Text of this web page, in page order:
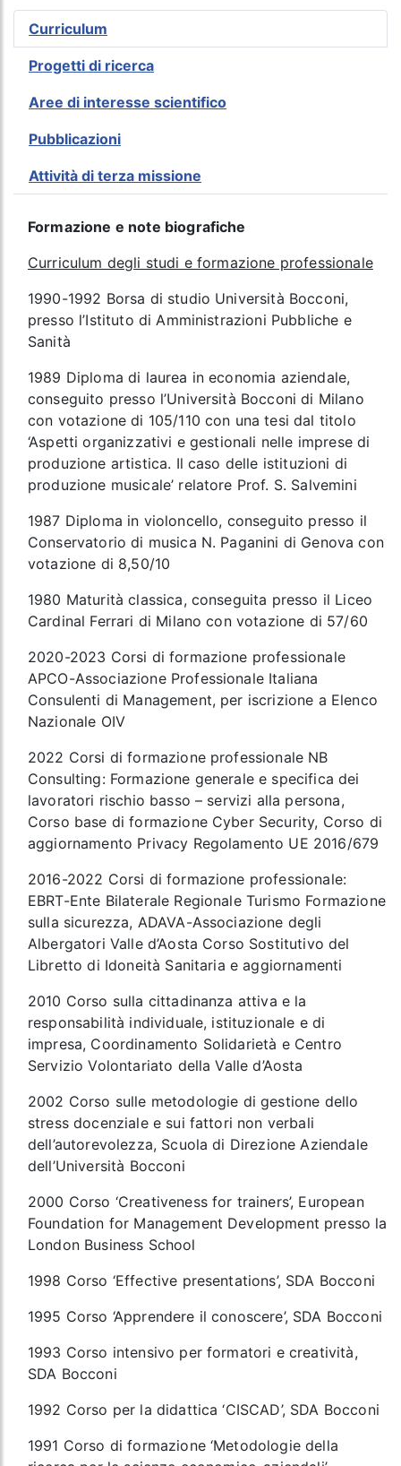
Curriculum
Progetti di ricerca
Aree di interesse scientifico
Pubblicazioni
Attività di terza missione
Formazione e note biografiche
Curriculum degli studi e formazione professionale
1990-1992 Borsa di studio Università Bocconi,
presso l’Istituto di Amministrazioni Pubbliche e
Sanità
1989 Diploma di laurea in economia aziendale,
conseguito presso l’Università Bocconi di Milano
con votazione di 105/110 con una tesi dal titolo
‘Aspetti organizzativi e gestionali nelle imprese di
produzione artistica. Il caso delle istituzioni di
produzione musicale’ relatore Prof. S. Salvemini
1987 Diploma in violoncello, conseguito presso il
Conservatorio di musica N. Paganini di Genova con
votazione di 8,50/10
1980 Maturità classica, conseguita presso il Liceo
Cardinal Ferrari di Milano con votazione di 57/60
2020-2023 Corsi di formazione professionale
APCO-Associazione Professionale Italiana
Consulenti di Management, per iscrizione a Elenco
Nazionale OIV
2022 Corsi di formazione professionale NB
Consulting: Formazione generale e specifica dei
lavoratori rischio basso – servizi alla persona,
Corso base di formazione Cyber Security, Corso di
aggiornamento Privacy Regolamento UE 2016/679
2016-2022 Corsi di formazione professionale:
EBRT-Ente Bilaterale Regionale Turismo Formazione
sulla sicurezza, ADAVA-Associazione degli
Albergatori Valle d’Aosta Corso Sostitutivo del
Libretto di Idoneità Sanitaria e aggiornamenti
2010 Corso sulla cittadinanza attiva e la
responsabilità individuale, istituzionale e di
impresa, Coordinamento Solidarietà e Centro
Servizio Volontariato della Valle d’Aosta
2002 Corso sulle metodologie di gestione dello
stress docenziale e sui fattori non verbali
dell’autorevolezza, Scuola di Direzione Aziendale
dell’Università Bocconi
2000 Corso ‘Creativeness for trainers’, European
Foundation for Management Development presso la
London Business School
1998 Corso ‘Effective presentations’, SDA Bocconi
1995 Corso ‘Apprendere il conoscere’, SDA Bocconi
1993 Corso intensivo per formatori e creatività,
SDA Bocconi
1992 Corso per la didattica ‘CISCAD’, SDA Bocconi
1991 Corso di formazione ‘Metodologie della